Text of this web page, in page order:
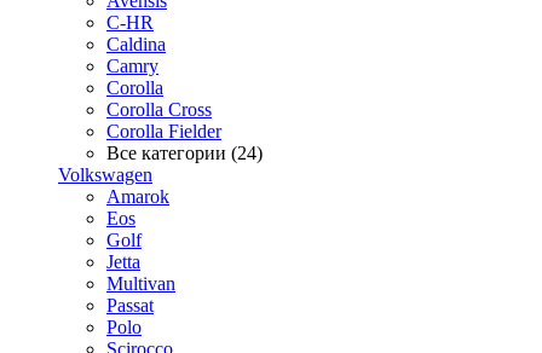
C-HR
Caldina
Camry
Corolla
Corolla Cross
Corolla Fielder
Все категории (24)
Volkswagen
Amarok
Eos
Golf
Jetta
Multivan
Passat
Polo
Scirocco